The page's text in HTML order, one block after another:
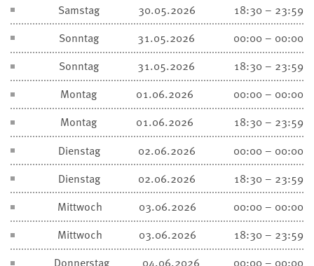
Samstag
30.05.2026
18:30 – 23:59
Sonntag
31.05.2026
00:00 – 00:00
Sonntag
31.05.2026
18:30 – 23:59
Montag
01.06.2026
00:00 – 00:00
Montag
01.06.2026
18:30 – 23:59
Dienstag
02.06.2026
00:00 – 00:00
Dienstag
02.06.2026
18:30 – 23:59
Mittwoch
03.06.2026
00:00 – 00:00
Mittwoch
03.06.2026
18:30 – 23:59